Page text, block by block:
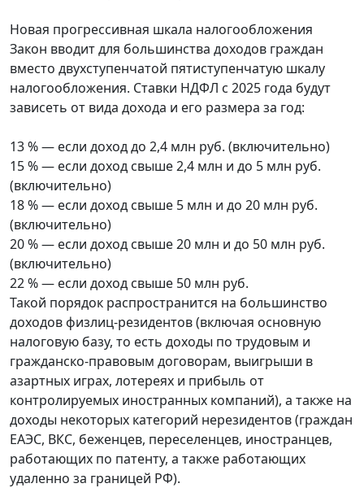
Новая прогрессивная шкала налогообложения
Закон вводит для большинства доходов граждан
вместо двухступенчатой пятиступенчатую шкалу
налогообложения. Ставки НДФЛ с 2025 года будут
зависеть от вида дохода и его размера за год:
13 % — если доход до 2,4 млн руб. (включительно)
15 % — если доход свыше 2,4 млн и до 5 млн руб.
(включительно)
18 % — если доход свыше 5 млн и до 20 млн руб.
(включительно)
20 % — если доход свыше 20 млн и до 50 млн руб.
(включительно)
22 % — если доход свыше 50 млн руб.
Такой порядок распространится на большинство
доходов физлиц-резидентов (включая основную
налоговую базу, то есть доходы по трудовым и
гражданско-правовым договорам, выигрыши в
азартных играх, лотереях и прибыль от
контролируемых иностранных компаний), а также на
доходы некоторых категорий нерезидентов (граждан
ЕАЭС, ВКС, беженцев, переселенцев, иностранцев,
работающих по патенту, а также работающих
удаленно за границей РФ).